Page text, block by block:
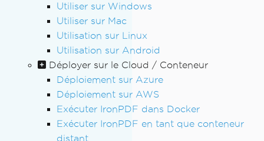
Utiliser sur Windows
Utiliser sur Mac
Utilisation sur Linux
Utilisation sur Android
Déployer sur le Cloud / Conteneur
Déploiement sur Azure
Déploiement sur AWS
Exécuter IronPDF dans Docker
Exécuter IronPDF en tant que conteneur
distant